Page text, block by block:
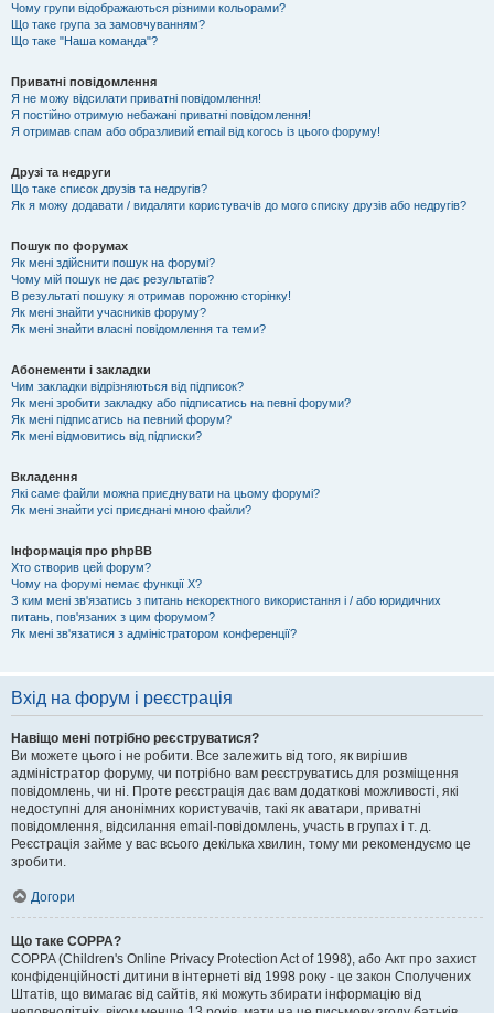
Чому групи відображаються різними кольорами?
Що таке група за замовчуванням?
Що таке "Наша команда"?
Приватні повідомлення
Я не можу відсилати приватні повідомлення!
Я постійно отримую небажані приватні повідомлення!
Я отримав спам або образливий email від когось із цього форуму!
Друзі та недруги
Що таке список друзів та недругів?
Як я можу додавати / видаляти користувачів до мого списку друзів або недругів?
Пошук по форумах
Як мені здійснити пошук на форумі?
Чому мій пошук не дає результатів?
В результаті пошуку я отримав порожню сторінку!
Як мені знайти учасників форуму?
Як мені знайти власні повідомлення та теми?
Абонементи і закладки
Чим закладки відрізняються від підписок?
Як мені зробити закладку або підписатись на певні форуми?
Як мені підписатись на певний форум?
Як мені відмовитись від підписки?
Вкладення
Які саме файли можна приєднувати на цьому форумі?
Як мені знайти усі приєднані мною файли?
Інформація про phpBB
Хто створив цей форум?
Чому на форумі немає функції X?
З ким мені зв'язатись з питань некоректного використання і / або юридичних
питань, пов'язаних з цим форумом?
Як мені зв'язатися з адміністратором конференції?
Вхід на форум і реєстрація
Навіщо мені потрібно реєструватися?
Ви можете цього і не робити. Все залежить від того, як вирішив
адміністратор форуму, чи потрібно вам реєструватись для розміщення
повідомлень, чи ні. Проте реєстрація дає вам додаткові можливості, які
недоступні для анонімних користувачів, такі як аватари, приватні
повідомлення, відсилання email-повідомлень, участь в групах і т. д.
Реєстрація займе у вас всього декілька хвилин, тому ми рекомендуємо це
зробити.
Догори
Що таке COPPA?
COPPA (Children's Online Privacy Protection Act of 1998), або Акт про захист
конфіденційності дитини в інтернеті від 1998 року - це закон Сполучених
Штатів, що вимагає від сайтів, які можуть збирати інформацію від